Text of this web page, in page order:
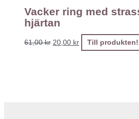
Vacker ring med
hjärtan
61,00kr 20,00 kr Till produkten!